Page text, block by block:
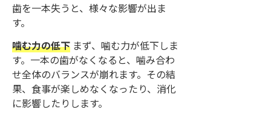
歯を一本失うと、様々な影響が出ま
す。
噛む力の低下 まず、噛む力が低下しま
す。一本の歯がなくなると、噛み合わ
せ全体のバランスが崩れます。その結
果、食事が楽しめなくなったり、消化
に影響したりします。